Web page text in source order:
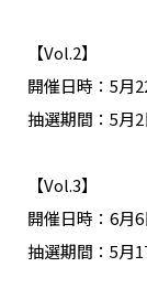
【Vol.2】
開催日時：5月
抽選期間：5月
【Vol.3】
開催日時：6月
抽選期間：5月